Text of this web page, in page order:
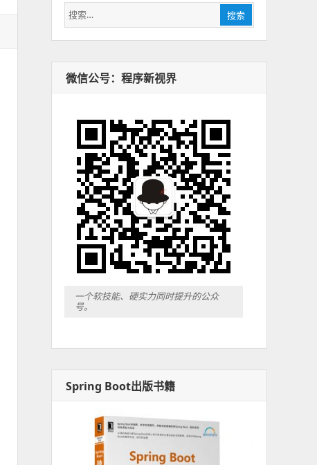
搜
索：
搜索
微信公号：程序新视界
一个软技能、硬实力同时提升的公众
号。
Spring Boot出版书籍